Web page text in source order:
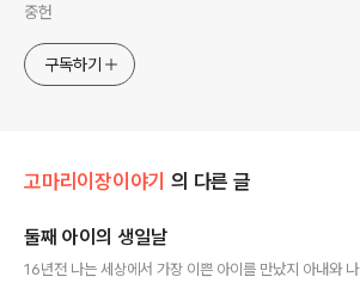
중헌
구독하기
고마리이장이야기 의 다른 글
둘째 아이의 생일날
16년전 나는 세상에서 가장 이쁜 아이를 만났지 아내와 나